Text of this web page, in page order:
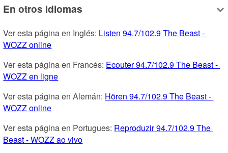
En otros idiomas
Ver esta página en Inglés: Listen 94.7/102.9 The Beast -
WOZZ online
Ver esta página en Francés: Ecouter 94.7/102.9 The Beast -
WOZZ en ligne
Ver esta página en Alemán: Hören 94.7/102.9 The Beast -
WOZZ online
Ver esta página en Portugues: Reproduzir 94.7/102.9 The
Beast - WOZZ ao vivo